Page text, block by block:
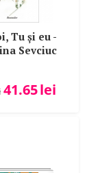
Tu și eu -
Sevciuc
41.65lei